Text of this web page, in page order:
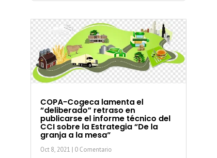
COPA-Cogeca lamenta el
“deliberado” retraso en
publicarse el informe técnico del
CCI sobre la Estrategia “De la
granja a la mesa”
Oct 8, 2021 | 0 Comentario